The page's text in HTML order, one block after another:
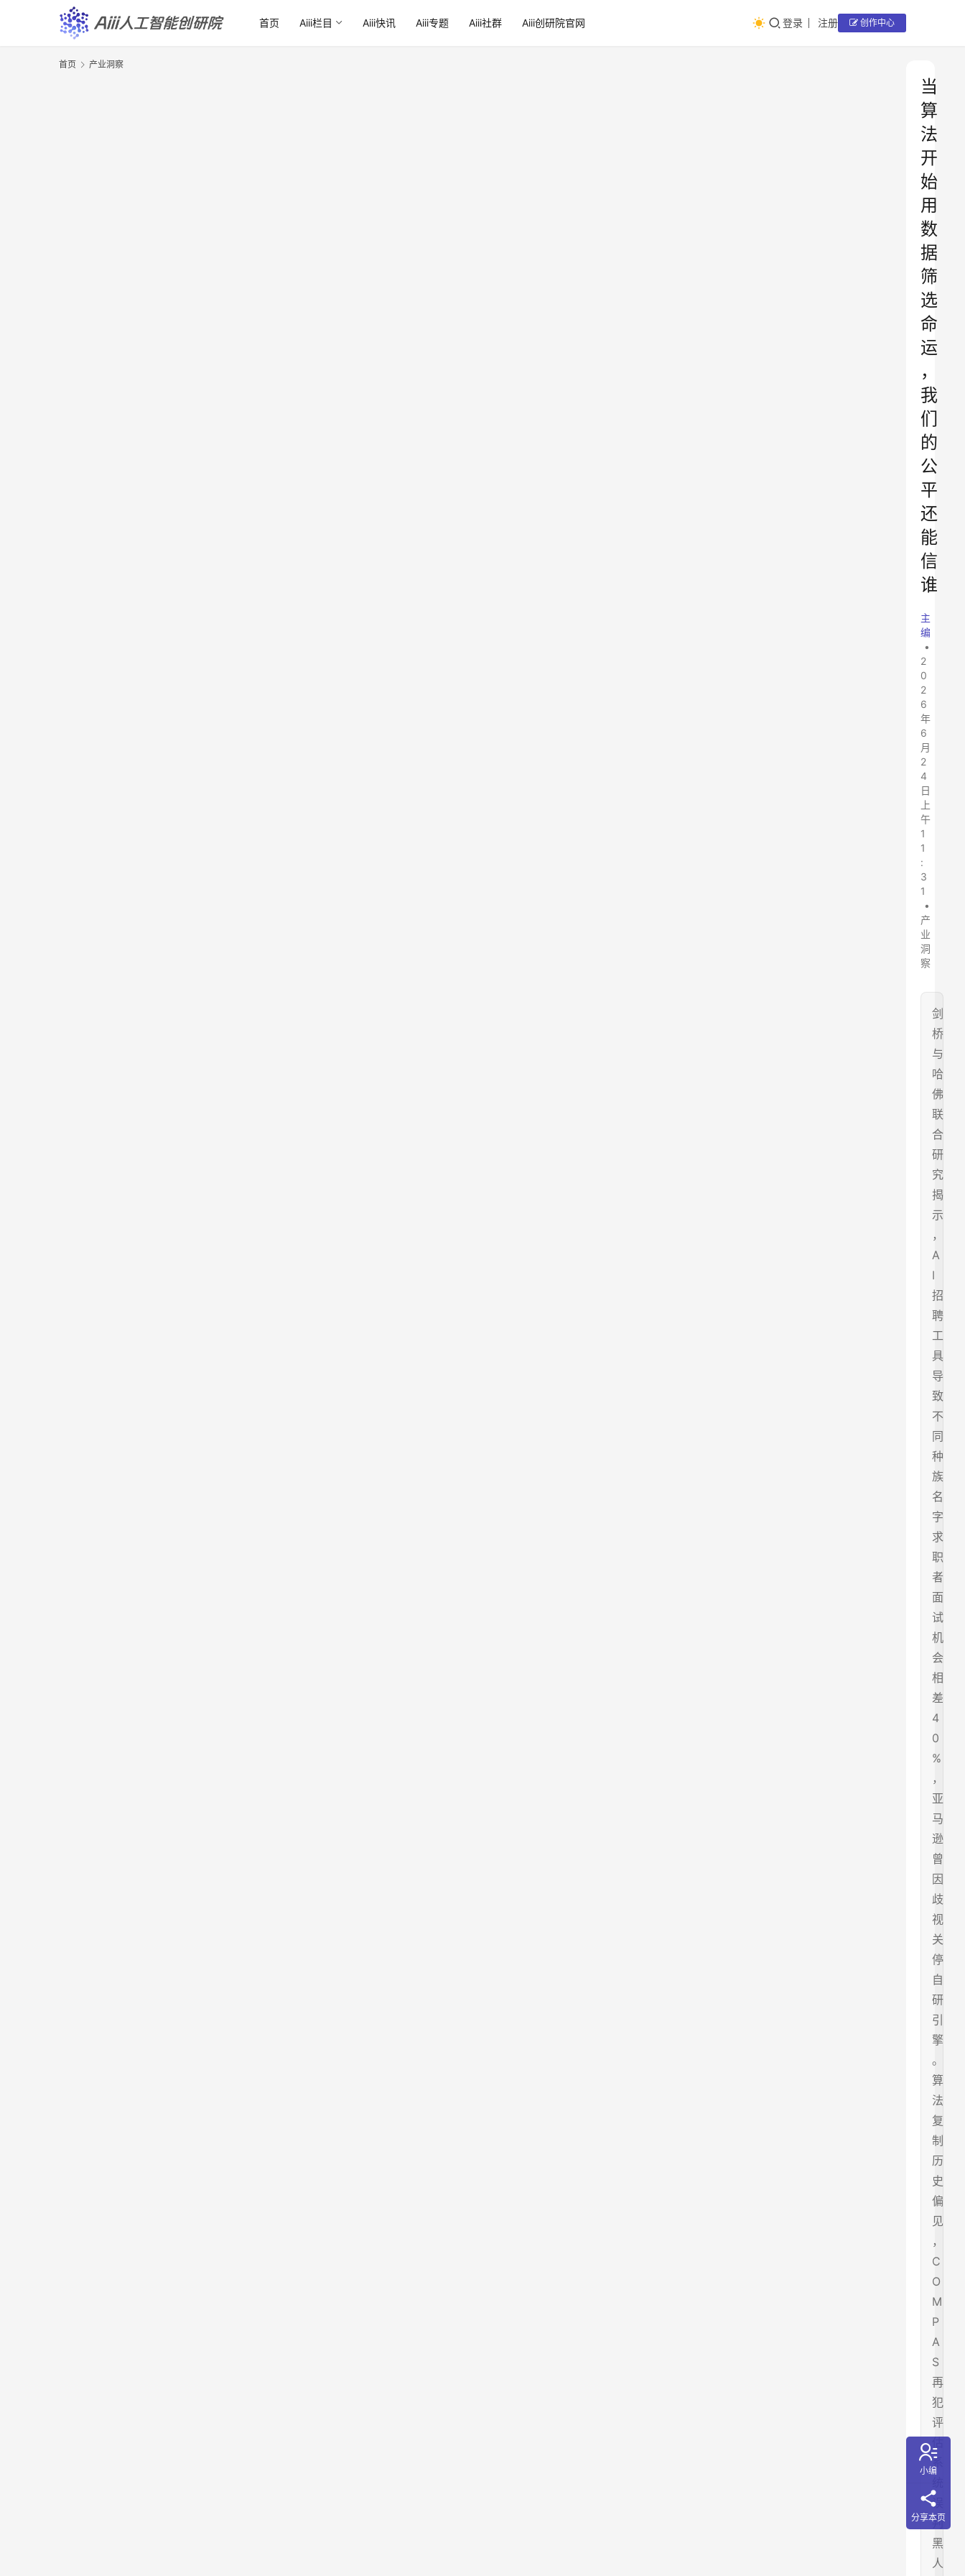
首页 Aiii栏目 Aiii快讯 Aiii专题 Aiii社群 Aiii创研院官网 登录 注册 创作中心
首页 产业洞察
当
算
法
开
始
用
数
据
筛
选
命
运
，
我
们
的
公
平
还
能
信
谁
主
编
•
2
0
2
6
年
6
月
2
4
日
上
午
1
1
:
3
1
•
产
业
洞
察
剑
桥
与
哈
佛
联
合
研
究
揭
示
，
A
I
招
聘
工
具
导
致
不
同
种
族
名
字
求
职
者
面
试
机
会
相
差
4
0
%
，
亚
马
逊
曾
因
歧
视
关
停
自
研
引
擎
。
算
法
复
制
历
史
偏
见
，
C
O
M
P
A
S
再
犯
评
系
误
判
黑
人
小编
分享本页